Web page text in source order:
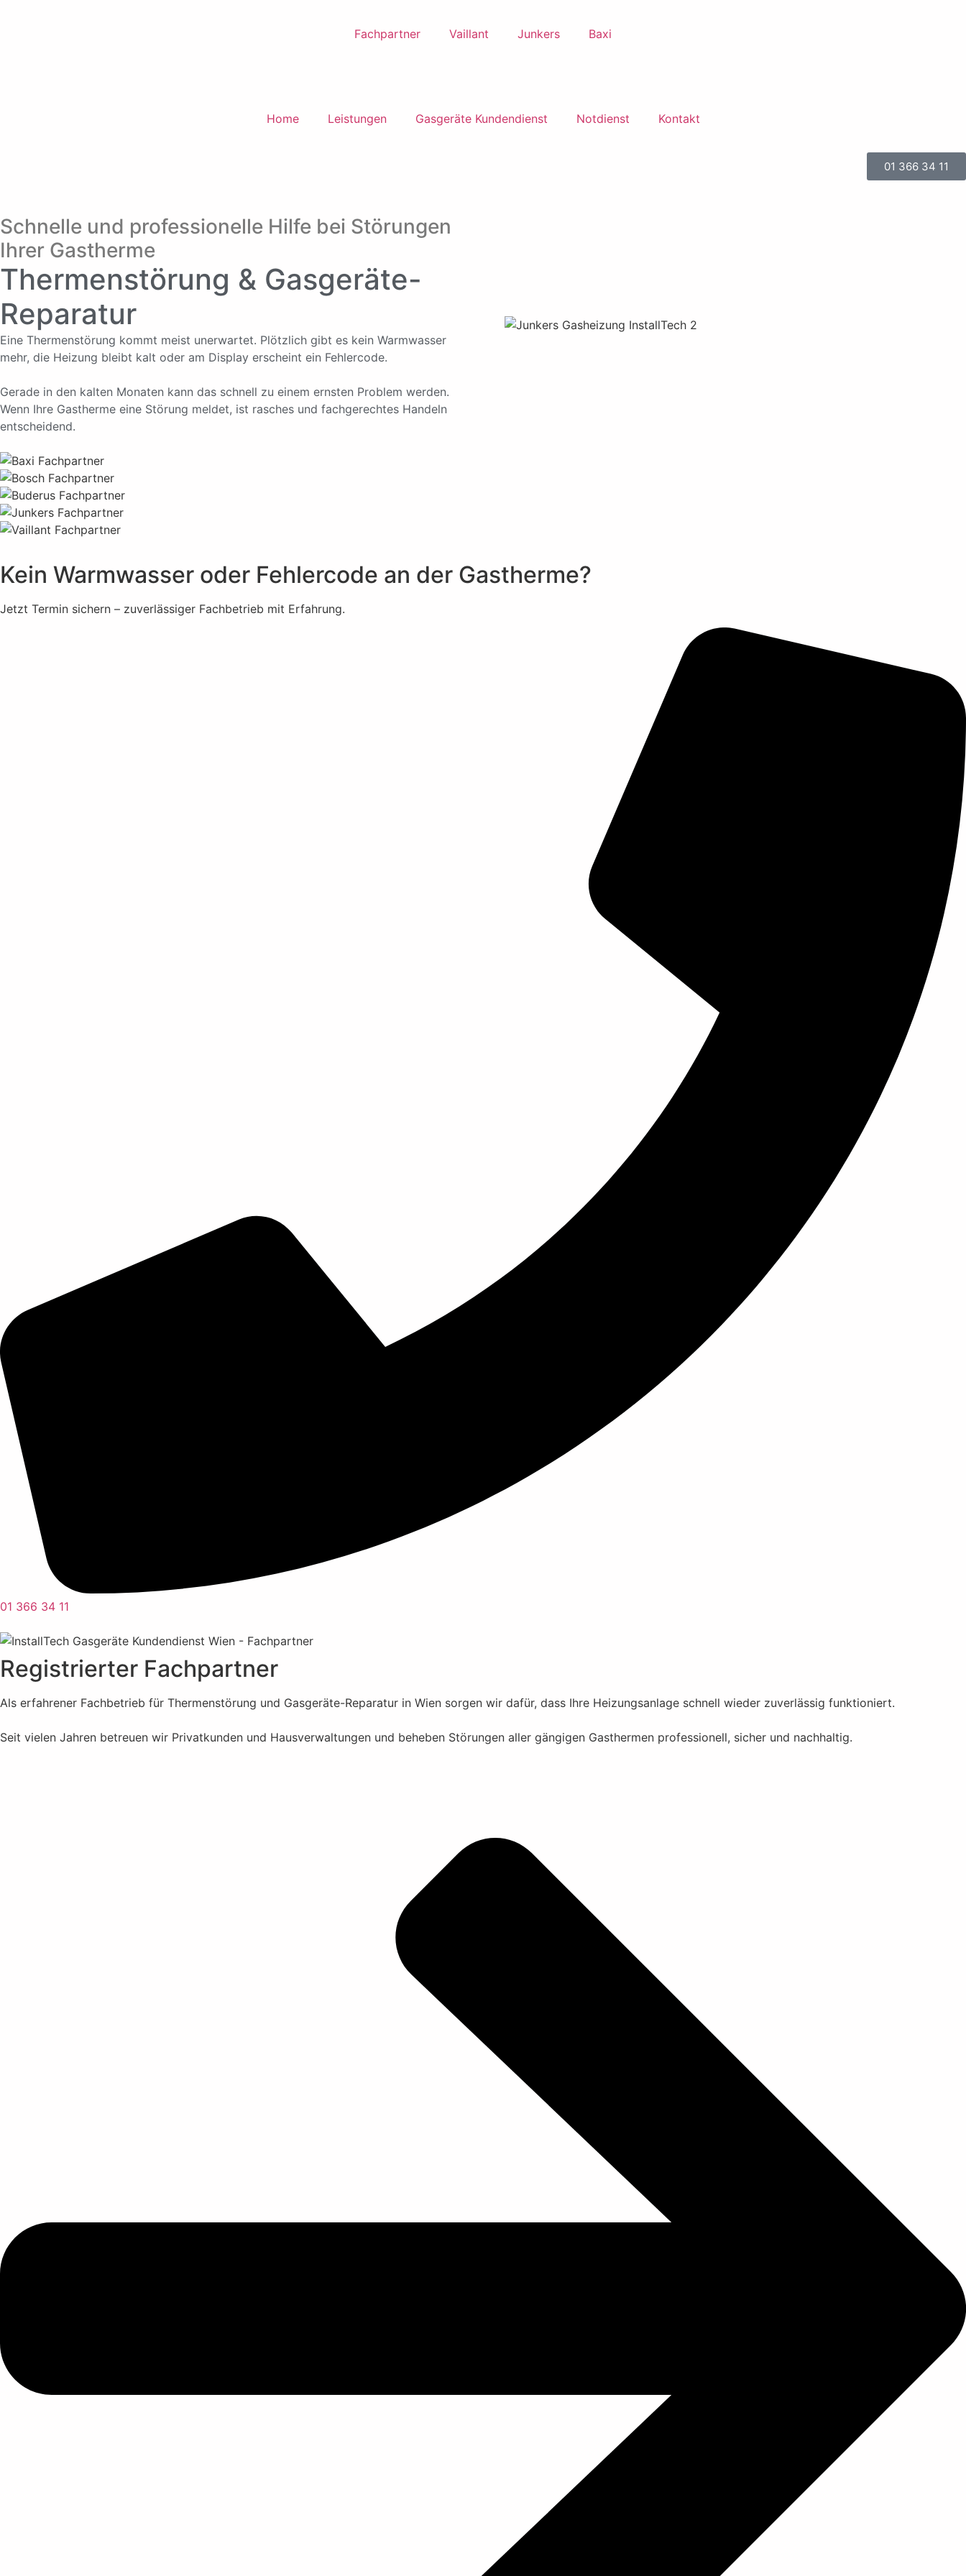
Fachpartner Vaillant Junkers Baxi
Home Leistungen Gasgeräte Kundendienst Notdienst Kontakt
01 366 34 11
Schnelle und professionelle Hilfe bei Störungen
Ihrer Gastherme
Thermenstörung & Gasgeräte-
Reparatur
Eine Thermenstörung kommt meist unerwartet. Plötzlich gibt es kein Warmwasser
mehr, die Heizung bleibt kalt oder am Display erscheint ein Fehlercode.
Gerade in den kalten Monaten kann das schnell zu einem ernsten Problem werden.
Wenn Ihre Gastherme eine Störung meldet, ist rasches und fachgerechtes Handeln
entscheidend.
Kein Warmwasser oder Fehlercode an der Gastherme?
Jetzt Termin sichern – zuverlässiger Fachbetrieb mit Erfahrung.
01 366 34 11
Registrierter Fachpartner
Als erfahrener Fachbetrieb für Thermenstörung und Gasgeräte-Reparatur in Wien sorgen wir dafür, dass Ihre Heizungsanlage schnell wieder zuverlässig funktioniert.
Seit vielen Jahren betreuen wir Privatkunden und Hausverwaltungen und beheben Störungen aller gängigen Gasthermen professionell, sicher und nachhaltig.